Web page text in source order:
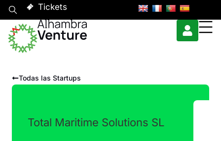
Tickets
Todas las Startups
Total Maritime Solutions SL